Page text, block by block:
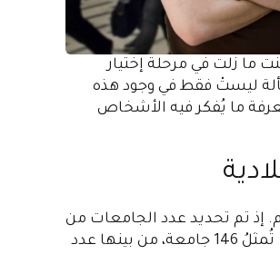
ما زلت في مرحلة إختيار
ليستْ فقط في وجود هذه
ما يُفكر فيه الأشخاص
2000 جامعة من 129 دولة حول العالم. إذ تم تحديد عدد الجامعات من
كل بلد بما يتناسب مع مساهمتها في الإقتصاد العالمي. وهكذا، فإنَّ روسيا تُمثلُ 146 جامعة، من بينها عدد